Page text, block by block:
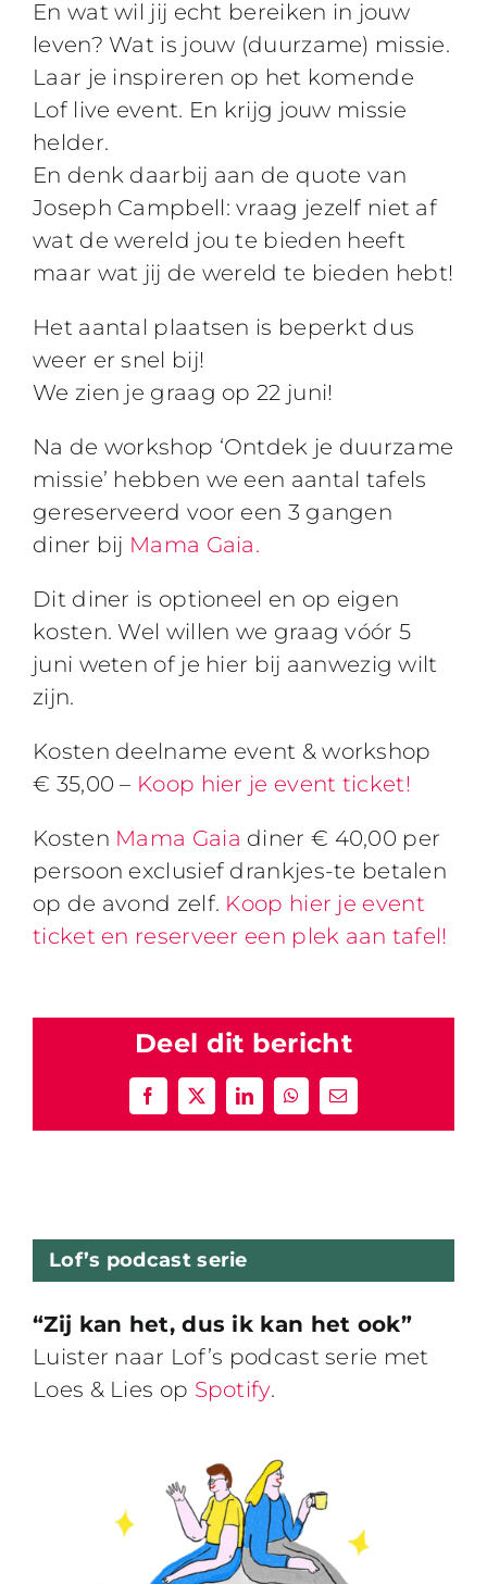
En wat wil jij echt bereiken in jouw
leven? Wat is jouw (duurzame) missie.
Laar je inspireren op het komende
Lof live event. En krijg jouw missie
helder.
En denk daarbij aan de quote van
Joseph Campbell: vraag jezelf niet af
wat de wereld jou te bieden heeft
maar wat jij de wereld te bieden hebt!
Het aantal plaatsen is beperkt dus
weer er snel bij!
We zien je graag op 22 juni!
Na de workshop ‘Ontdek je duurzame
missie’ hebben we een aantal tafels
gereserveerd voor een 3 gangen
diner bij Mama Gaia.
Dit diner is optioneel en op eigen
kosten. Wel willen we graag vóór 5
juni weten of je hier bij aanwezig wilt
zijn.
Kosten deelname event & workshop
€ 35,00 – Koop hier je event ticket!
Kosten Mama Gaia diner € 40,00 per
persoon exclusief drankjes-te betalen
op de avond zelf. Koop hier je event
ticket en reserveer een plek aan tafel!
Deel dit bericht
Facebook
X LinkedInWhatsApp
E-
mail
Lof’s podcast serie
“Zij kan het, dus ik kan het ook”
Luister naar Lof’s podcast serie met
Loes & Lies op Spotify.